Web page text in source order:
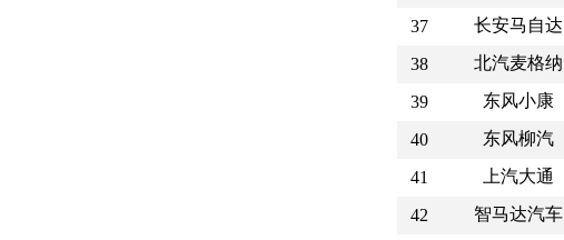
37
长安马自达
38
北汽麦格纳
39
东风小康
40
东风柳汽
41
上汽大通
42
智马达汽车